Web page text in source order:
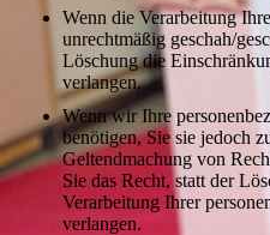
Wenn die Verarbeitung
unrechtmäßig geschah/
Löschung die
verlangen.
Wenn wir Ihre
benötigen, Sie sie jedoch
Geltendmachung von
Sie das Recht, statt der
Verarbeitung Ihrer
verlangen.